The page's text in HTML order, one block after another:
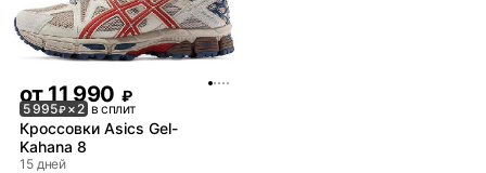
от 11 990 ₽
5 995₽× 2 в сплит
Кроссовки Asics Gel-
Kahana 8
15 дней